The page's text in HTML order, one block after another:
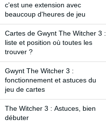
c'est une extension avec
beaucoup d'heures de jeu
Cartes de Gwynt The Witcher 3 :
liste et position où toutes les
trouver ?
Gwynt The Witcher 3 :
fonctionnement et astuces du
jeu de cartes
The Witcher 3 : Astuces, bien
débuter